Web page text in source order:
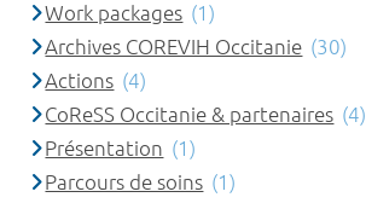
Work packages (1)
Archives COREVIH Occitanie (30)
Actions (4)
CoReSS Occitanie & partenaires (4)
Présentation (1)
Parcours de soins (1)